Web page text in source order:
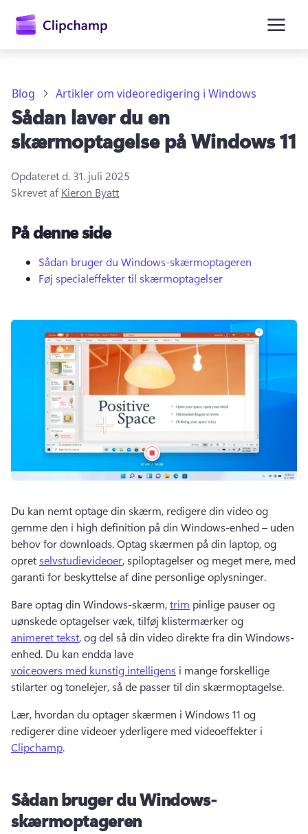
Prøv det gratis
Blog Artikler om videoredigering i Windows
Sådan laver du en
skærmoptagelse på Windows 11
Opdateret d. 31. juli 2025
Skrevet afKieron Byatt
På denne side
Sådan bruger du Windows-skærmoptageren
Føj specialeffekter til skærmoptagelser
Du kan nemt optage din skærm, redigere din video og
gemme den i high definition på din Windows-enhed – uden
behov for downloads. Optag skærmen på din laptop, og
opret selvstudievideoer, spiloptagelser og meget mere, med
garanti for beskyttelse af dine personlige oplysninger.
Bare optag din Windows-skærm, trim pinlige pauser og
uønskede optagelser væk, tilføj klistermærker og
animeret tekst, og del så din video direkte fra din Windows-
enhed. Du kan endda lave
voiceovers med kunstig intelligens i mange forskellige
stilarter og tonelejer, så de passer til din skærmoptagelse.
Lær, hvordan du optager skærmen i Windows 11 og
redigerer dine videoer yderligere med videoeffekter i
Clipchamp.
Sådan bruger du Windows-
skærmoptageren